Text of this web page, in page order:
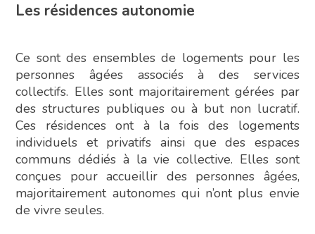
Les résidences autonomie
Ce sont des ensembles de logements pour les
personnes âgées associés à des services
collectifs. Elles sont majoritairement gérées par
des structures publiques ou à but non lucratif.
Ces résidences ont à la fois des logements
individuels et privatifs ainsi que des espaces
communs dédiés à la vie collective. Elles sont
conçues pour accueillir des personnes âgées,
majoritairement autonomes qui n’ont plus envie
de vivre seules.